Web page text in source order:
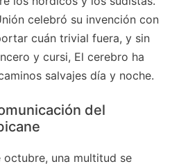
celebró su invención con
cuán trivial fuera, y sin
y cursi, El cerebro ha
salvajes día y noche.
del
una multitud se